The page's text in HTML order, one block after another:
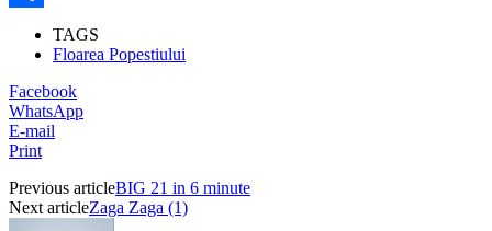
Partajează
TAGS
Floarea Popestiului
Facebook
WhatsApp
E-mail
Print
Previous articleBIG 21 in 6 minute
Next articleZaga Zaga (1)